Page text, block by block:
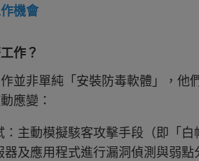
機會
作？
並非單純「安裝防毒軟體」，他
應變：
主動模擬駭客攻擊手段（即「
及應用程式進行漏洞偵測與弱點